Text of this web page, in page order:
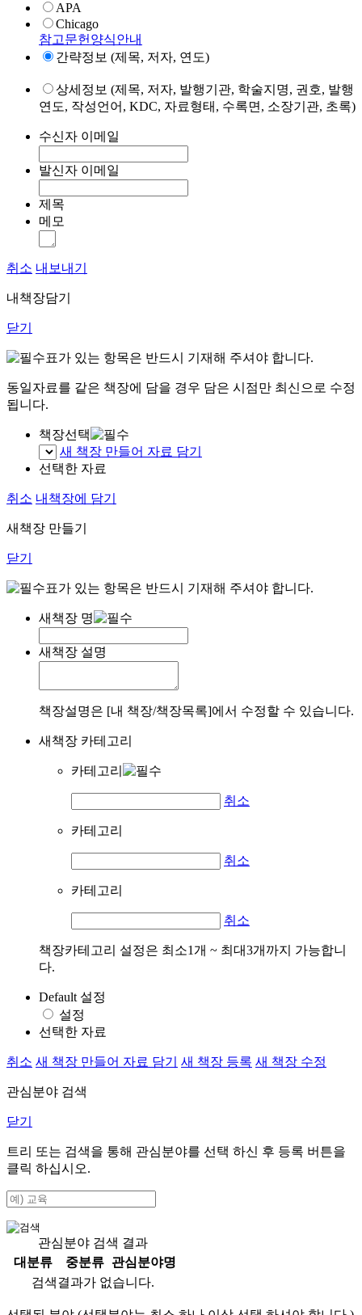
APA
Chicago
참고문헌양식안내
간략정보 (제목, 저자, 연도)
상세정보 (제목, 저자, 발행기관, 학술지명, 권호, 발행
연도, 작성언어, KDC, 자료형태, 수록면, 소장기관, 초록)
수신자 이메일
발신자 이메일
제목
메모
취소 내보내기
내책장담기
닫기
표가 있는 항목은 반드시 기재해 주셔야 합니다.
동일자료를 같은 책장에 담을 경우 담은 시점만 최신으로 수정
됩니다.
책장선택
새 책장 만들어 자료 담기
선택한 자료
취소 내책장에 담기
새책장 만들기
닫기
표가 있는 항목은 반드시 기재해 주셔야 합니다.
새책장 명
새책장 설명
책장설명은 [내 책장/책장목록]에서 수정할 수 있습니다.
새책장 카테고리
카테고리
취소
카테고리
취소
카테고리
취소
책장카테고리 설정은 최소1개 ~ 최대3개까지 가능합니
다.
Default 설정
설정
선택한 자료
취소 새 책장 만들어 자료 담기 새 책장 등록 새 책장 수정
관심분야 검색
닫기
트리 또는 검색을 통해 관심분야를 선택 하신 후 등록 버튼을
클릭 하십시오.
관심분야 검색 결과
대분류
중분류
관심분야명
검색결과가 없습니다.